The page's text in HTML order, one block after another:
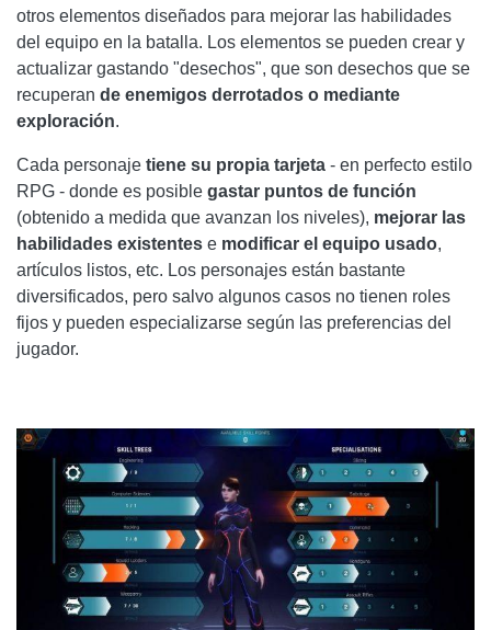
otros elementos diseñados para mejorar las habilidades
del equipo en la batalla. Los elementos se pueden crear y
actualizar gastando "desechos", que son desechos que se
recuperan de enemigos derrotados o mediante
exploración.
Cada personaje tiene su propia tarjeta - en perfecto estilo
RPG - donde es posible gastar puntos de función
(obtenido a medida que avanzan los niveles), mejorar las
habilidades existentes e modificar el equipo usado,
artículos listos, etc. Los personajes están bastante
diversificados, pero salvo algunos casos no tienen roles
fijos y pueden especializarse según las preferencias del
jugador.